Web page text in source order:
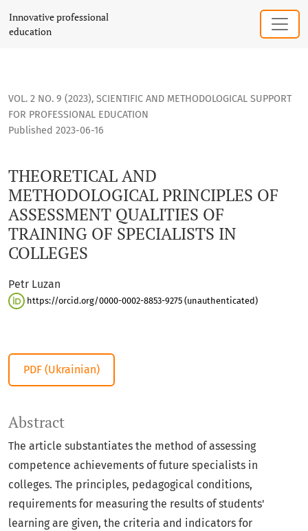
THEORETICAL AND METHODOLOGICAL PRINCIPLES OF
Innovative professional
education
VOL. 2 NO. 9 (2023), SCIENTIFIC AND METHODOLOGICAL SUPPORT
FOR PROFESSIONAL EDUCATION
THEORETICAL AND
METHODOLOGICAL PRINCIPLES OF
ASSESSMENT QUALITIES OF
TRAINING OF SPECIALISTS IN
COLLEGES
Published 2023-06-16
Petr Luzan
https://orcid.org/0000-0002-8853-9275 (unauthenticated)
PDF (Ukrainian)
Abstract
The article substantiates the method of assessing
competence achievements of future specialists in
colleges. The principles, pedagogical conditions,
requirements for measuring the results of students'
learning are given, the criteria and indicators for